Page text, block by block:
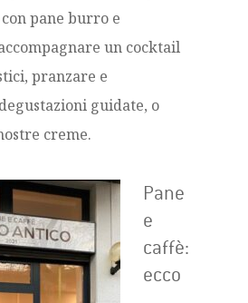
pane burro e
un cocktail
pranzare e
guidate, o
creme.
Pane
e
caffè:
ecco